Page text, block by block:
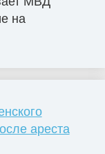
на
ареста